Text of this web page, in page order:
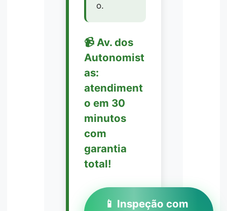
o.
📹 Av. dos
Autonomist
as:
atendiment
o em 30
minutos
com
garantia
total!
📱 Inspeção com